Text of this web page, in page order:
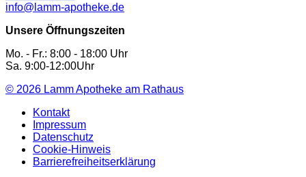
info@lamm-apotheke.de
Unsere Öffnungszeiten
Mo. - Fr.: 8:00 - 18:00 Uhr
Sa. 9:00-12:00Uhr
© 2026 Lamm Apotheke am Rathaus
Kontakt
Impressum
Datenschutz
Cookie-Hinweis
Barrierefreiheitserklärung